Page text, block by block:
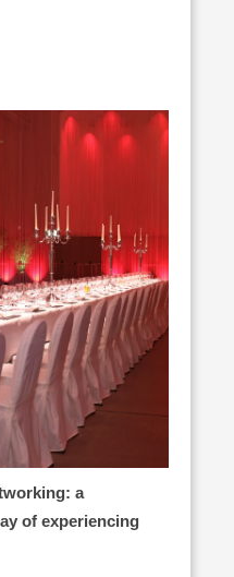
a
of experiencing